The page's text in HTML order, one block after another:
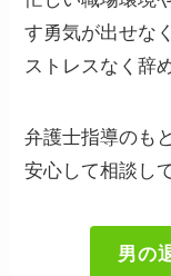
す勇気が出せな
ストレスなく辞
弁護士指導のも
安心して相談し
男の